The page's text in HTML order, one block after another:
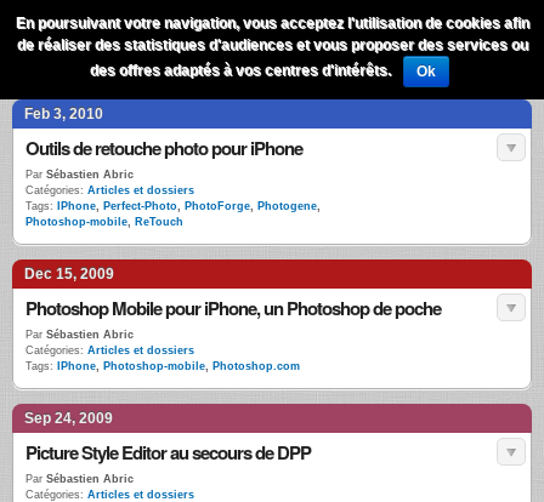
QuestionsPhoto Menu
Feb 3, 2010
Outils de retouche photo pour iPhone
Par Sébastien Abric
Catégories: Articles et dossiers
Tags:
IPhone, Perfect-Photo, PhotoForge, Photogene,
Photoshop-mobile, ReTouch
Dec 15, 2009
Photoshop Mobile pour iPhone, un Photoshop de poche
Par Sébastien Abric
Catégories: Articles et dossiers
Tags:
IPhone, Photoshop-mobile, Photoshop.com
Sep 24, 2009
Picture Style Editor au secours de DPP
Par Sébastien Abric
Catégories: Articles et dossiers
En poursuivant votre navigation, vous acceptez l'utilisation de cookies afin
de réaliser des statistiques d'audiences et vous proposer des services ou
des offres adaptés à vos centres d'intérêts.
Ok